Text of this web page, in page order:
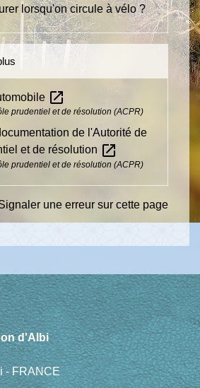
lorsqu'on circule à vélo ?
open_in_new
prudentiel et de résolution (ACPR)
de l'Autorité de
et de résolution open_in_new
prudentiel et de résolution (ACPR)
une erreur sur cette page
d'Albi
- FRANCE